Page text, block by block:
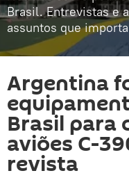
Brasil. Entrevistas e
assuntos que
Argentina
Brasil para
aviões C-
revista